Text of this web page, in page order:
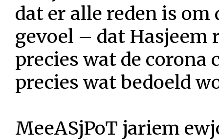
dat er alle reden is om
gevoel – dat
precies wat de corona
precies wat bedoeld
MeeASjPoT jariem